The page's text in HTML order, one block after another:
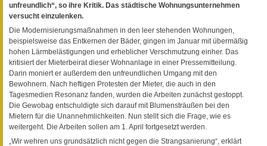
unfreundlich“, so ihre Kritik. Das städtische Wohnungsunternehmen
versucht einzulenken.
Die Modernisierungsmaßnahmen in den leer stehenden Wohnungen,
beispielsweise das Entkernen der Bäder, gingen im Januar mit übermäßig
hohen Lärmbelästigungen und erheblicher Verschmutzung einher. Das
kritisiert der Mieterbeirat dieser Wohnanlage in einer Pressemitteilung.
Darin moniert er außerdem den unfreundlichen Umgang mit den
Bewohnern. Nach heftigen Protesten der Mieter, die auch in den
Tagesmedien Resonanz fanden, wurden die Arbeiten zunächst gestoppt.
Die Gewobag entschuldigte sich darauf mit Blumensträußen bei den
Mietern für die Unannehmlichkeiten. Nun stellt sich die Frage, wie es
weitergeht. Die Arbeiten sollen am 1. April fortgesetzt werden.
„Wir wehren uns grundsätzlich nicht gegen die Strangsanierung“, erklärt